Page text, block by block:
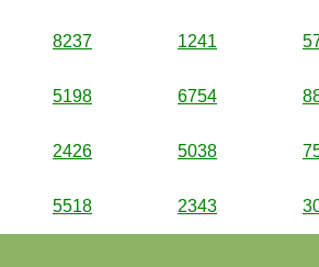
8237 1241
5198 6754
2426 5038
5518 2343